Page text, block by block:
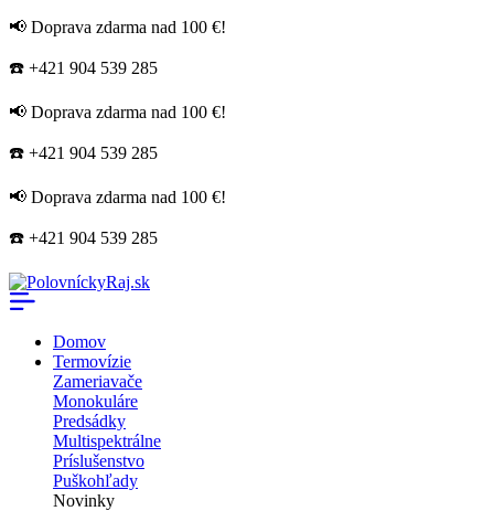
📢 Doprava zdarma nad 100 €!
☎️ +421 904 539 285
📢 Doprava zdarma nad 100 €!
☎️ +421 904 539 285
📢 Doprava zdarma nad 100 €!
☎️ +421 904 539 285
Domov
Termovízie
Zameriavače
Monokuláre
Predsádky
Multispektrálne
Príslušenstvo
Puškohľady
Novinky